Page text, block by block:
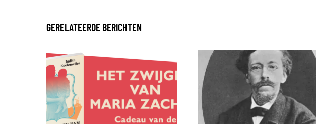
GERELATEERDE BERICHTEN